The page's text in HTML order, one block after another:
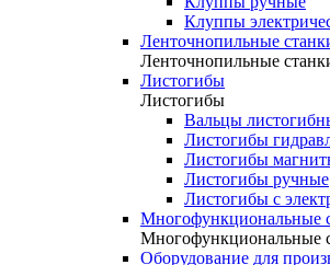
Клуппы
Ленточнопильные
Ленточнопильные
Листогибы
Листогибы
Вальцы
Листогибы
Листогибы
Листогибы ручные
Листогибы с
Многофункциональные
Многофункциональные
Оборудование для